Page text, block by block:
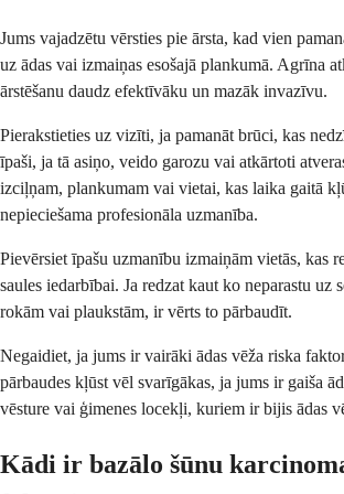
Jums vajadzētu vērsties pie ārsta, kad vien
uz ādas vai izmaiņas esošajā plankumā. Agrīna
ārstēšanu daudz efektīvāku un mazāk invazīvu.
Pierakstieties uz vizīti, ja pamanāt brūci, kas
īpaši, ja tā asiņo, veido garozu vai atkārtoti
izciļņam, plankumam vai vietai, kas laika gaitā
nepieciešama profesionāla uzmanība.
Pievērsiet īpašu uzmanību izmaiņām vietās, kas
saules iedarbībai. Ja redzat kaut ko neparastu uz
rokām vai plaukstām, ir vērts to pārbaudīt.
Negaidiet, ja jums ir vairāki ādas vēža riska
pārbaudes kļūst vēl svarīgākas, ja jums ir gaiša
vēsture vai ģimenes locekļi, kuriem ir bijis ādas
Kādi ir bazālo šūnu